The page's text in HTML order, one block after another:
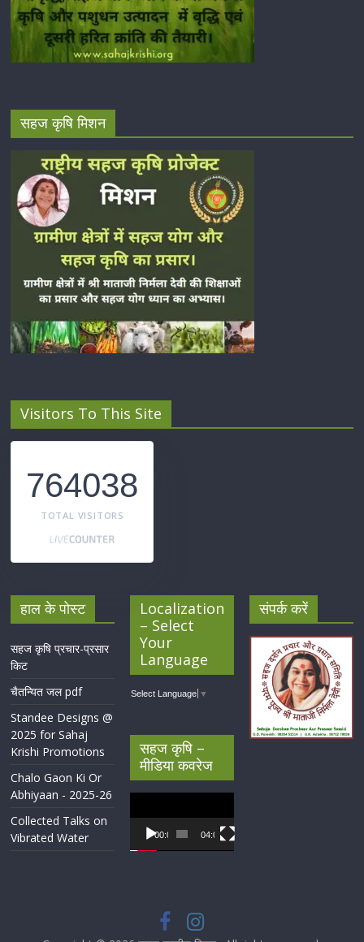
सहज कृषि मिशन
Visitors To This Site
764038
TOTAL VISITORS
हाल के पोस्ट
सहज कृषि प्रचार-प्रसार
किट
चैतन्यित जल pdf
Standee Designs @
2025 for Sahaj
Krishi Promotions
Chalo Gaon Ki Or
Abhiyaan - 2025-26
Collected Talks on
Vibrated Water
Localization
– Select
Your
Language
Select Language ▼
सहज कृषि –
मीडिया कवरेज
Player
00:00 04:07
संपर्क करें